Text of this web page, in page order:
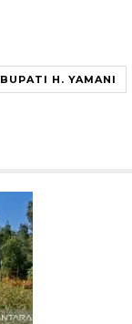
BUPATI H. YAMANI